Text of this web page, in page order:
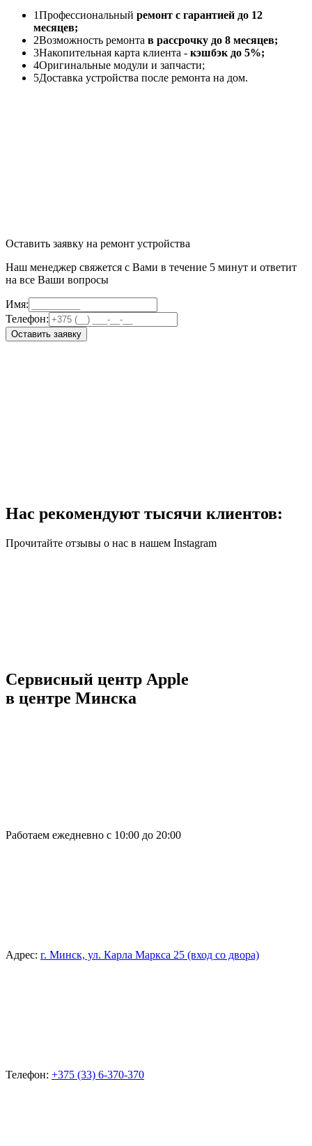
1Профессиональный ремонт с гарантией до 12
месяцев;
2Возможность ремонта в рассрочку до 8 месяцев;
3Накопительная карта клиента - кэшбэк до 5%;
4Оригинальные модули и запчасти;
5Доставка устройства после ремонта на дом.
Оставить заявку на ремонт устройства
Наш менеджер свяжется с Вами в течение 5 минут и ответит
на все Ваши вопросы
Имя:
Телефон:
Оставить заявку
Нас рекомендуют тысячи клиентов:
Прочитайте отзывы о нас в нашем Instagram
Сервисный центр Apple
в центре Минска
Работаем ежедневно с 10:00 до 20:00
Адрес: г. Минск, ул. Карла Маркса 25 (вход со двора)
Телефон: +375 (33) 6-370-370